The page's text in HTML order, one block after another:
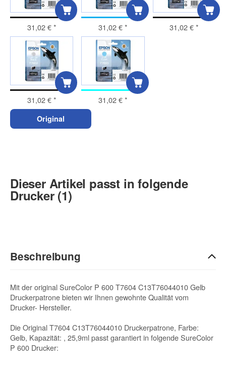
31,02 €* 31,02 €* 31,02 €*
31,02 €* 31,02 €*
Original
Dieser Artikel passt in folgende
Drucker (1)
Beschreibung
Mit der original SureColor P 600 T7604 C13T76044010 Gelb
Druckerpatrone bieten wir Ihnen gewohnte Qualität vom
Drucker- Hersteller.
Die Original T7604 C13T76044010 Druckerpatrone, Farbe:
Gelb, Kapazität: , 25,9ml passt garantiert in folgende SureColor
P 600 Drucker: